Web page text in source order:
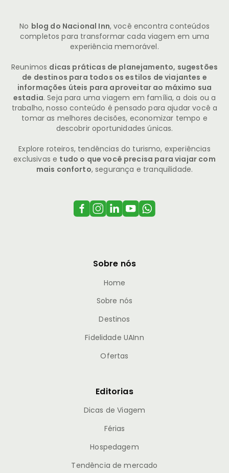
No blog do Nacional Inn, você encontra conteúdos
completos para transformar cada viagem em uma
experiência memorável.
Reunimos dicas práticas de planejamento, sugestões
de destinos para todos os estilos de viajantes e
informações úteis para aproveitar ao máximo sua
estadia. Seja para uma viagem em família, a dois ou a
trabalho, nosso conteúdo é pensado para ajudar você a
tomar as melhores decisões, economizar tempo e
descobrir oportunidades únicas.
Explore roteiros, tendências do turismo, experiências
exclusivas e tudo o que você precisa para viajar com
mais conforto, segurança e tranquilidade.
Sobre nós
Home
Sobre nós
Destinos
Fidelidade UAInn
Ofertas
Editorias
Dicas de Viagem
Férias
Hospedagem
Tendência de mercado